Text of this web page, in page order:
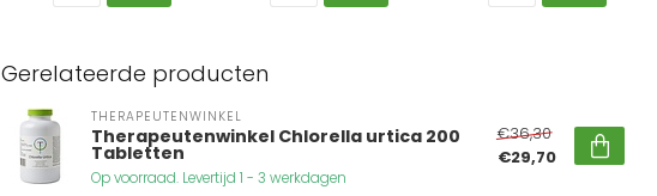
Gerelateerde producten
THERAPEUTENWINKEL
Therapeutenwinkel Chlorella urtica 200
Tabletten
Op voorraad. Levertijd 1 - 3 werkdagen
€36,30
€29,70